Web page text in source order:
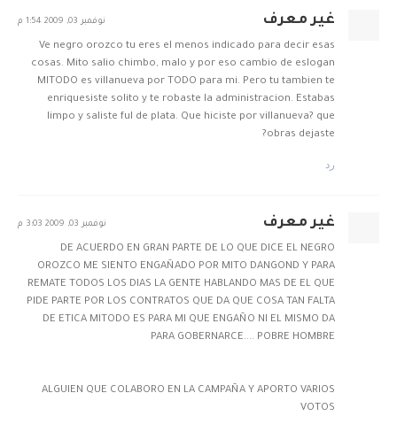
غير معرف نوفمبر 03, 2009 1:54 م
Ve negro orozco tu eres el menos indicado para decir esas
cosas. Mito salio chimbo, malo y por eso cambio de eslogan
MITODO es villanueva por TODO para mi. Pero tu tambien te
enriquesiste solito y te robaste la administracion. Estabas
limpo y saliste ful de plata. Que hiciste por villanueva? que
obras dejaste?
رد
غير معرف نوفمبر 03, 2009 3:03 م
DE ACUERDO EN GRAN PARTE DE LO QUE DICE EL NEGRO
OROZCO ME SIENTO ENGAÑADO POR MITO DANGOND Y PARA
REMATE TODOS LOS DIAS LA GENTE HABLANDO MAS DE EL QUE
PIDE PARTE POR LOS CONTRATOS QUE DA QUE COSA TAN FALTA
DE ETICA MITODO ES PARA MI QUE ENGAÑO NI EL MISMO DA
PARA GOBERNARCE.... POBRE HOMBRE
ALGUIEN QUE COLABORO EN LA CAMPAÑA Y APORTO VARIOS
VOTOS